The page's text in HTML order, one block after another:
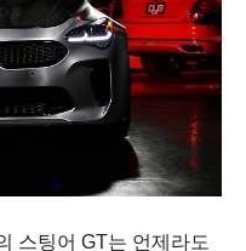
스팅어 GT는 언제라도